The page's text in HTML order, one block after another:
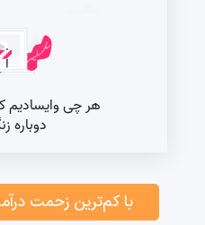
با کم‌ترین زحمت